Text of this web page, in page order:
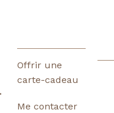
Offrir une
carte-cadeau
Me contacter